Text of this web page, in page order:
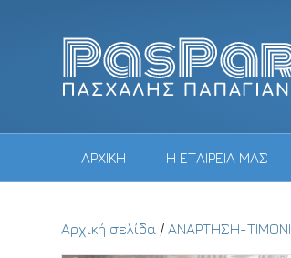
ΑΡΧΙΚΗ Η ΕΤΑΙΡΕΙΑ ΜΑΣ
Αρχική σελίδα /ΑΝΑΡΤΗΣΗ-ΤΙΜΟΝΙ